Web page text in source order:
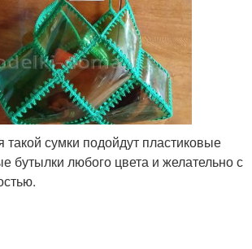
такой сумки подойдут пластиковые
бутылки любого цвета и желательно с